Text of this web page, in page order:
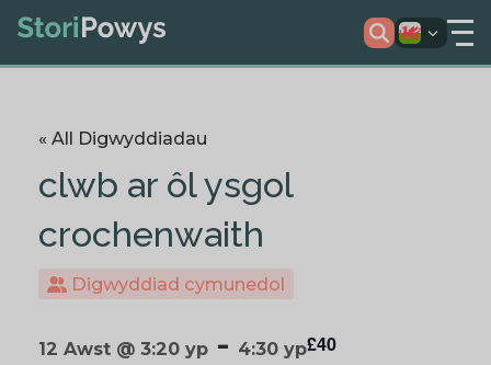
« All Digwyddiadau
clwb ar ôl ysgol
crochenwaith
Digwyddiad cymunedol
12 Awst @ 3:20 yp - 4:30 yp£40